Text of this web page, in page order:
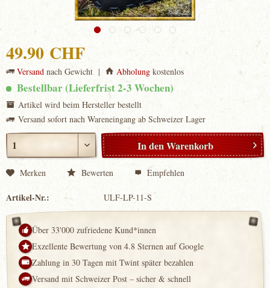
49.90 CHF
Versandnach Gewicht | Abholungkostenlos
Bestellbar (Lieferfrist 2-3 Wochen)
Artikel wird beim Hersteller bestellt
Versand sofort nach Wareneingang ab Schweizer Lager
In denWarenkorb
Merken Bewerten Empfehlen
Artikel-Nr.: ULF-LP-11-S
Über 33'000 zufriedene Kund*innen
Exzellente Bewertung von 4.8 Sternen auf Google
Zahlung in 30 Tagen mit Twint später bezahlen
Versand mit Schweizer Post – sicher & schnell